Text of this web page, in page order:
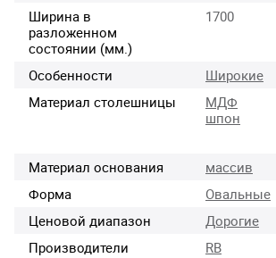
Ширина в
разложенном
состоянии (мм.)
1700
Особенности
Широкие
Материал столешницы
МДФ
шпон
Материал основания
массив
Форма
Овальные
Ценовой диапазон
Дорогие
Производители
RB